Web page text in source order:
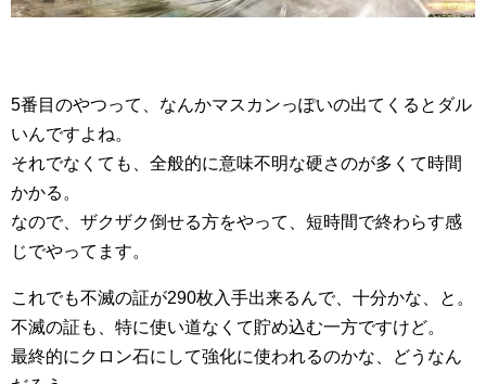
5番目のやつって、なんかマスカンっぽいの出てくるとダル
いんですよね。
それでなくても、全般的に意味不明な硬さのが多くて時間
かかる。
なので、ザクザク倒せる方をやって、短時間で終わらす感
じでやってます。
これでも不滅の証が290枚入手出来るんで、十分かな、と。
不滅の証も、特に使い道なくて貯め込む一方ですけど。
最終的にクロン石にして強化に使われるのかな、どうなん